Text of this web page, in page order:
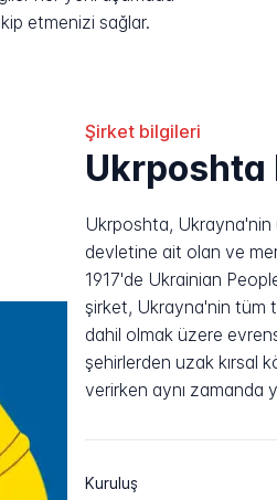
etmenizi sağlar.
Şirket bilgileri
Ukrposhta
Ukrposhta,
devletine ait olan ve
1917'de Ukrainian
şirket, Ukrayna'nin tüm
dahil olmak üzere
şehirlerden uzak kırsal
verirken aynı zamanda
Kuruluş